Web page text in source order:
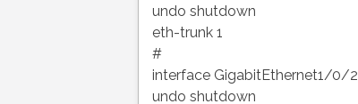
undo shutdown
eth-trunk 1
#
interface GigabitEthernet1/0/2
undo shutdown